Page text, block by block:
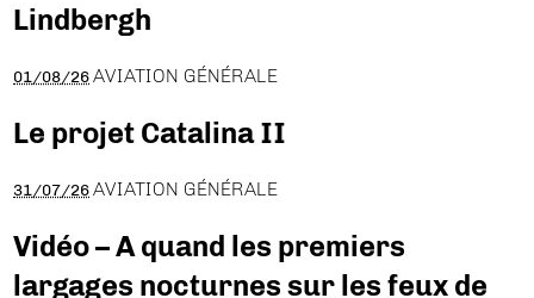
Lindbergh
01/08/26 AVIATION GÉNÉRALE
Le projet Catalina II
31/07/26 AVIATION GÉNÉRALE
Vidéo – A quand les premiers
largages nocturnes sur les feux de